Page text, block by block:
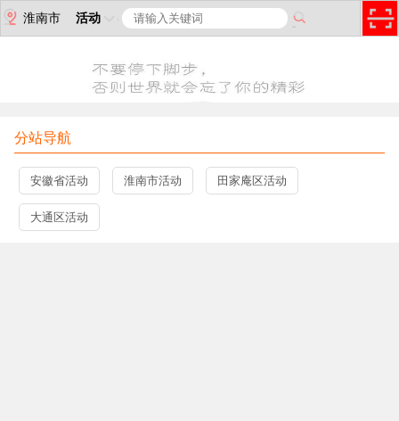
淮南市 活动
分站导航
安徽省活动 淮南市活动 田家庵区活动
大通区活动